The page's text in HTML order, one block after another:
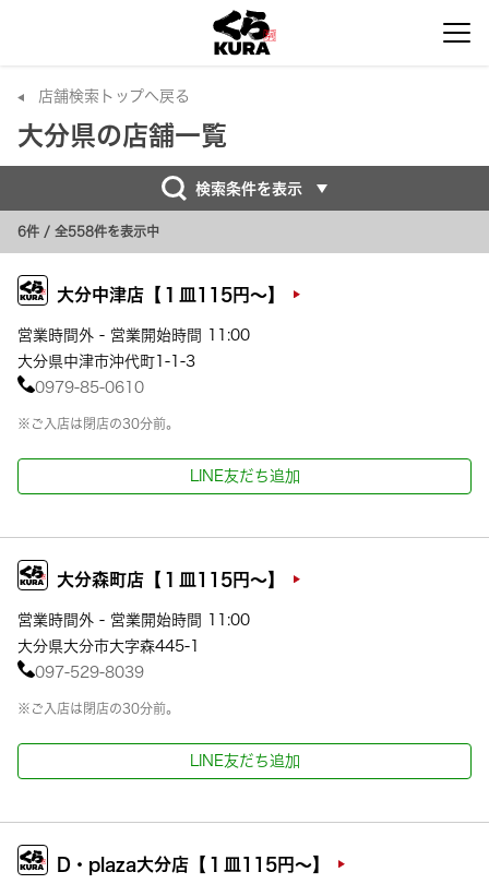
店舗検索トップへ戻る
大分県の店舗一覧
検索条件を表示
6件 / 全558件を表示中
大分中津店【１皿115円～】
営業時間外 - 営業開始時間 11:00
大分県中津市沖代町1-1-3
0979-85-0610
※ご入店は閉店の30分前。
LINE友だち追加
大分森町店【１皿115円～】
営業時間外 - 営業開始時間 11:00
大分県大分市大字森445-1
097-529-8039
※ご入店は閉店の30分前。
LINE友だち追加
D・plaza大分店【１皿115円～】